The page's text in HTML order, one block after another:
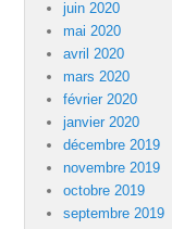
juin 2020
mai 2020
avril 2020
mars 2020
février 2020
janvier 2020
décembre 2019
novembre 2019
octobre 2019
septembre 2019